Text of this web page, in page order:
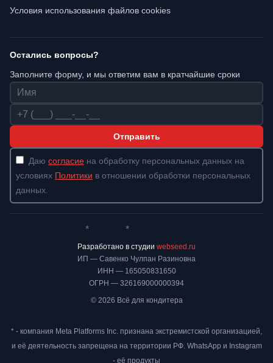
Условия использования файлов cookies
Остались вопросы?
Заполните форму, и мы ответим вам в кратчайшие сроки
Имя
Телефон
Отправить
Даю согласие на обработку персональных данных на
условиях Политики в отношении обработки персональных
данных.
ИП — Савенко Чулпан Разиновна
ИНН — 165050831650
ОГРН — 326169000000394
© 2026 Всё для кондитера
* *
Разработано в студии webseed.ru
* - компания Meta Platforms Inc. признана экстремистской организацией,
и её деятельность запрещена на территории РФ. WhatsApp и Instagram
- её продукты